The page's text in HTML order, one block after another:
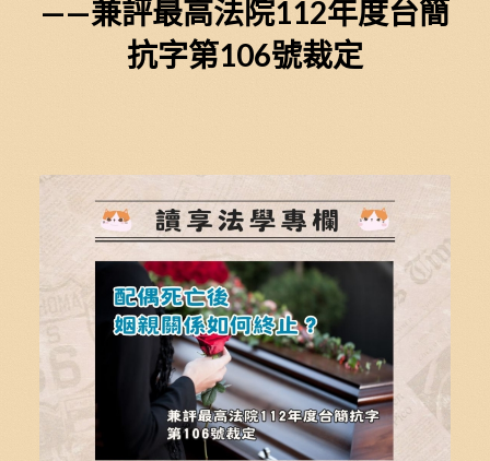
——兼評最高法院112年度台簡
抗字第106號裁定